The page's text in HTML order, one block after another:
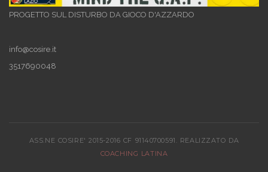
PROGETTO SUL DISTURBO DA GIOCO D'AZZARDO
info@cosire.it
3517690048
ASS.NE COSIRE' 2015-2016 CF 91140700591. REALIZZATO DA
COACHING LATINA